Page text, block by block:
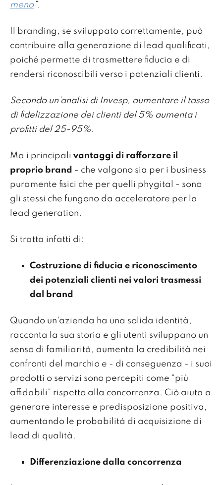
meno”.
Il branding, se sviluppato correttamente, può
contribuire alla generazione di lead qualificati,
poiché permette di trasmettere fiducia e di
rendersi riconoscibili verso i potenziali clienti.
Secondo un’analisi di Invesp, aumentare il tasso
di fidelizzazione dei clienti del 5% aumenta i
profitti del 25-95%.
Ma i principali vantaggi di rafforzare il
proprio brand - che valgono sia per i business
puramente fisici che per quelli phygital - sono
gli stessi che fungono da acceleratore per la
lead generation.
Si tratta infatti di:
Costruzione di fiducia e riconoscimento
dei potenziali clienti nei valori trasmessi
dal brand
Quando un'azienda ha una solida identità,
racconta la sua storia e gli utenti sviluppano un
senso di familiarità, aumenta la credibilità nei
confronti del marchio e - di conseguenza - i suoi
prodotti o servizi sono percepiti come “più
affidabili” rispetto alla concorrenza. Ciò aiuta a
generare interesse e predisposizione positiva,
aumentando le probabilità di acquisizione di
lead di qualità.
Differenziazione dalla concorrenza